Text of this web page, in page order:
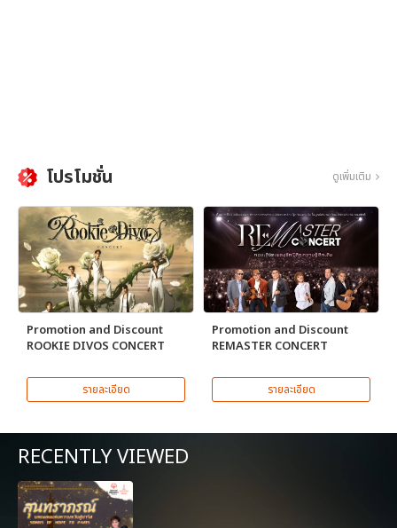
โปรโมชั่น ดูเพิ่มเติม
Promotion and Discount
ROOKIE DIVOS CONCERT
รายละเอียด
Promotion and Discount
REMASTER CONCERT
รายละเอียด
RECENTLY VIEWED